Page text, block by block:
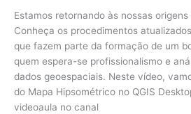
Estamos retornando às nossas
Conheça os procedimentos
que fazem parte da formação de um
quem espera-se profissionalismo e
dados geoespaciais. Neste vídeo,
do Mapa Hipsométrico no QGIS
videoaula no canal